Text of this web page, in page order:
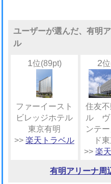
ユーザーが選んだ、有明
ル
1位(89pt)
ファーイースト
ビレッジホテル
東京有明
>> 楽天トラベル
2
住友
ル ヴ
ンテ
ド
>> 楽
有明アリーナ周